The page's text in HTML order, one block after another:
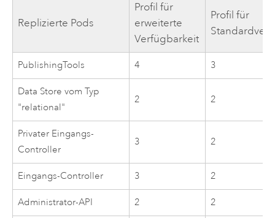
Replizierte Pods
Profil für
erweiterte
Verfügbarkeit
Profil für
PublishingTools 4 3
Data Store vom Typ
"relational"
2 2
Privater Eingangs-
Controller
3 2
Eingangs-Controller 3 2
Administrator-API 2 2